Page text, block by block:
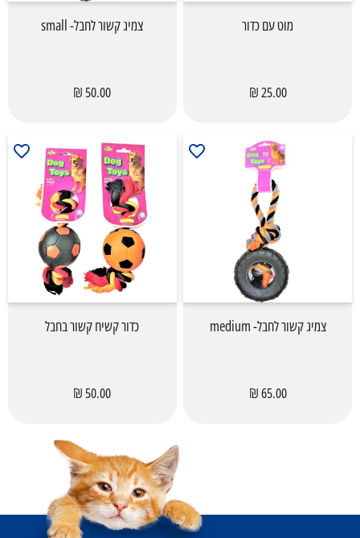
מוט עם כדור
25.00 ₪
צמיג קשור לחבל- small
50.00 ₪
צמיג קשור לחבל- medium
65.00 ₪
כדור קשיח קשור בחבל
50.00 ₪